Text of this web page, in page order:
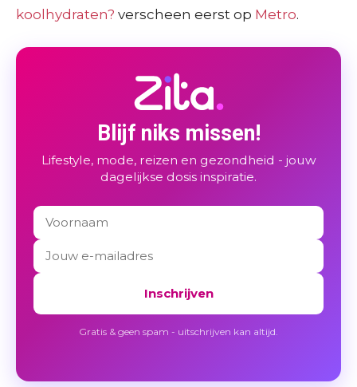
koolhydraten? verscheen eerst op Metro.
Blijf niks missen!
Lifestyle, mode, reizen en gezondheid - jouw
dagelijkse dosis inspiratie.
Inschrijven
Gratis & geen spam - uitschrijven kan altijd.